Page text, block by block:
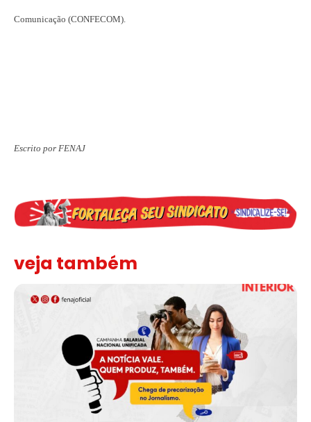
Comunicação (CONFECOM).
Escrito por FENAJ
veja também
Assinada nova CCT de jornais e revistas do interior